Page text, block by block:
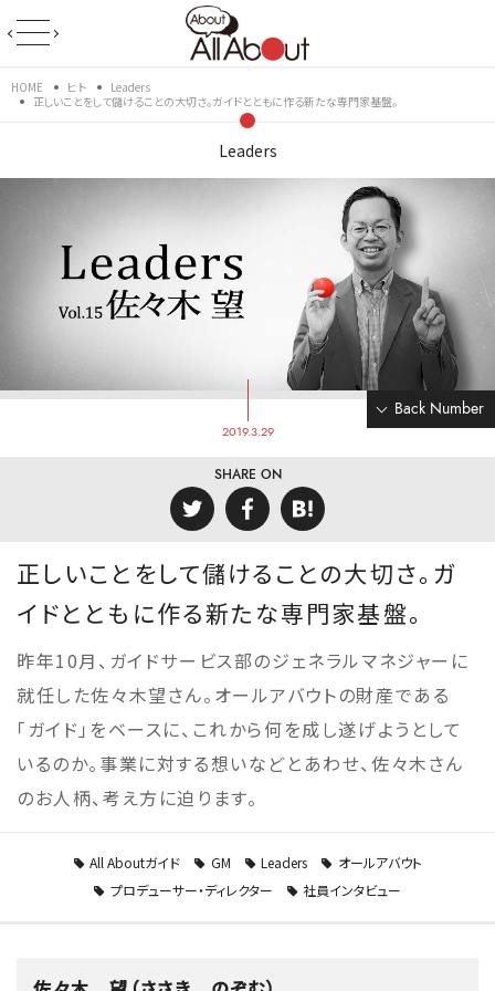
HOME ヒト
Leaders
正しいことをして儲けることの大切さ。ガイドとともに作る新たな専門家基盤。
Leaders
Back Number
2019.3.29
SHARE ON
正しいことをして儲けることの大切さ。ガ
イドとともに作る新たな専門家基盤。
昨年10月、ガイドサービス部のジェネラルマネジャーに
就任した佐々木望さん。オールアバウトの財産である
「ガイド」をベースに、これから何を成し遂げようとして
いるのか。事業に対する想いなどとあわせ、佐々木さん
のお人柄、考え方に迫ります。
All Aboutガイド GM Leaders
オールアバウト
プロデューサー・ディレクター
社員インタビュー